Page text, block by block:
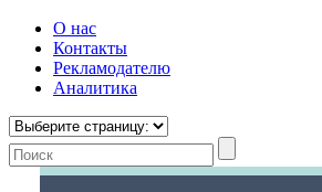
О нас
Контакты
Рекламодателю
Аналитика